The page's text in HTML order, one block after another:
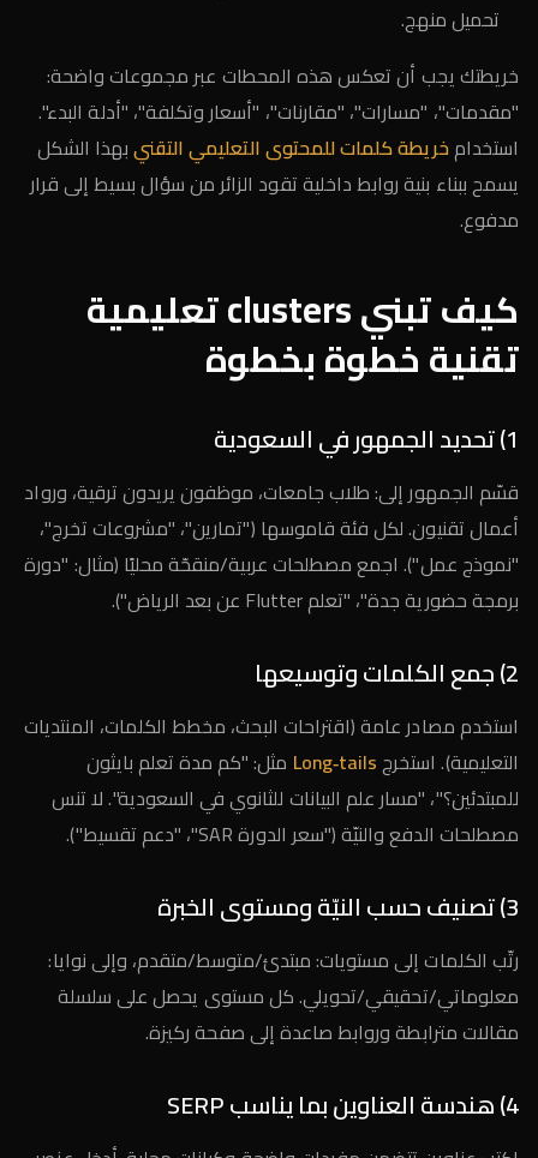
تحميل منهج.
خريطتك يجب أن تعكس هذه المحطات عبر مجموعات واضحة:
"مقدمات"، "مسارات"، "مقارنات"، "أسعار وتكلفة"، "أدلة البدء".
استخدامخريطة كلمات للمحتوى التعليمي التقنيبهذا الشكل
يسمح ببناء بنية روابط داخلية تقود الزائر من سؤال بسيط إلى قرار
مدفوع.
كيف تبني clusters تعليمية
تقنية خطوة بخطوة
1) تحديد الجمهور في السعودية
قسّم الجمهور إلى: طلاب جامعات، موظفون يريدون ترقية، ورواد
أعمال تقنيون. لكل فئة قاموسها ("تمارين"، "مشروعات تخرج"،
"نموذج عمل"). اجمع مصطلحات عربية/منقحّة محليًا (مثال: "دورة
برمجة حضورية جدة"، "تعلم Flutter عن بعد الرياض").
2) جمع الكلمات وتوسيعها
استخدم مصادر عامة (اقتراحات البحث، مخطط الكلمات، المنتديات
التعليمية). استخرجLong‑tails مثل: "كم مدة تعلم بايثون
للمبتدئين؟"، "مسار علم البيانات للثانوي في السعودية". لا تنس
مصطلحات الدفع والنيّة ("سعر الدورة SAR"، "دعم تقسيط").
3) تصنيف حسب النيّة ومستوى الخبرة
رتّب الكلمات إلى مستويات: مبتدئ/متوسط/متقدم، وإلى نوايا:
معلوماتي/تحقيقي/تحويلي. كل مستوى يحصل على سلسلة
مقالات مترابطة وروابط صاعدة إلى صفحة ركيزة.
4) هندسة العناوين بما يناسب SERP